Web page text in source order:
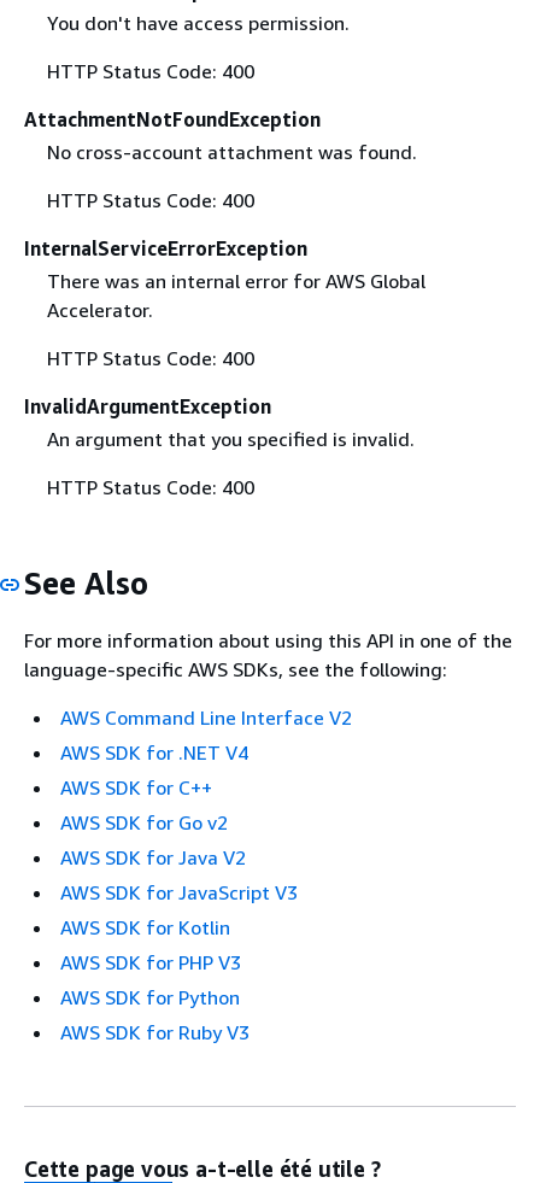
You don't have access permission.
HTTP Status Code: 400
AttachmentNotFoundException
No cross-account attachment was found.
HTTP Status Code: 400
InternalServiceErrorException
There was an internal error for AWS Global
Accelerator.
HTTP Status Code: 400
InvalidArgumentException
An argument that you specified is invalid.
HTTP Status Code: 400
See Also
For more information about using this API in one of the
language-specific AWS SDKs, see the following:
AWS Command Line Interface V2
AWS SDK for .NET V4
AWS SDK for C++
AWS SDK for Go v2
AWS SDK for Java V2
AWS SDK for JavaScript V3
AWS SDK for Kotlin
AWS SDK for PHP V3
AWS SDK for Python
AWS SDK for Ruby V3
Cette page vous a-t-elle été utile ?